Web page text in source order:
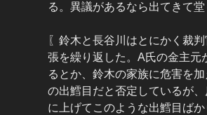
る。異議があるなら出てきて堂
〖鈴木と長谷川はとにかく裁
張を繰り返した。A氏の金主元
るとか、鈴木の家族に危害を
の出鱈目だと否定しているが
に上げてこのような出鱈目ば